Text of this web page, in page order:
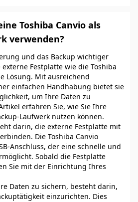
Toshiba Canvio als
verwenden?
und das Backup wichtiger
Festplatte wie die Toshiba
Lösung. Mit ausreichend
einfachen Handhabung bietet sie
um Ihre Daten zu
erfahren Sie, wie Sie Ihre
Laufwerk nutzen können.
darin, die externe Festplatte mit
Die Toshiba Canvio
Anschluss, der eine schnelle und
Sobald die Festplatte
Sie mit der Einrichtung Ihres
Daten zu sichern, besteht darin,
einzurichten. Dies